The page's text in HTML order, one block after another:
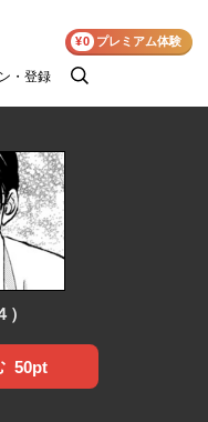
・登録
検
¥0 プレミアム体験
50pt